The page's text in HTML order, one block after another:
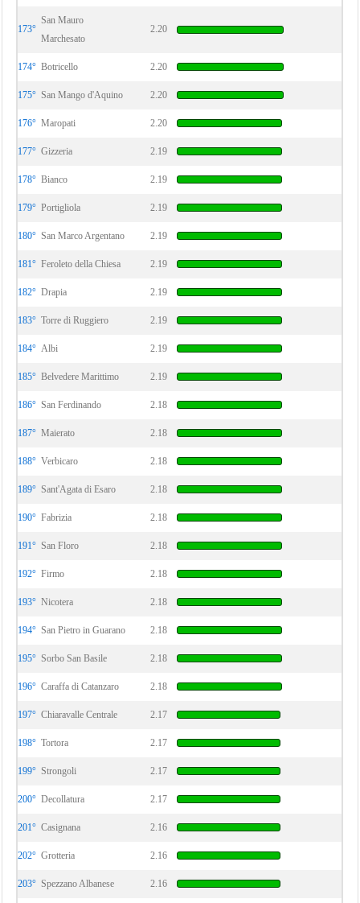
173°
San Mauro
Marchesato
2.20
174° Botricello 2.20
175° San Mango d'Aquino 2.20
176° Maropati 2.20
177° Gizzeria 2.19
178° Bianco 2.19
179° Portigliola 2.19
180° San Marco Argentano 2.19
181° Feroleto della Chiesa 2.19
182° Drapia 2.19
183° Torre di Ruggiero 2.19
184° Albi 2.19
185° Belvedere Marittimo 2.19
186° San Ferdinando 2.18
187° Maierato 2.18
188° Verbicaro 2.18
189° Sant'Agata di Esaro 2.18
190° Fabrizia 2.18
191° San Floro 2.18
192° Firmo 2.18
193° Nicotera 2.18
194° San Pietro in Guarano 2.18
195° Sorbo San Basile 2.18
196° Caraffa di Catanzaro 2.18
197° Chiaravalle Centrale 2.17
198° Tortora 2.17
199° Strongoli 2.17
200° Decollatura 2.17
201° Casignana 2.16
202° Grotteria 2.16
203° Spezzano Albanese 2.16